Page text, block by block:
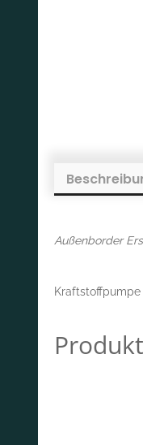
Außenborder